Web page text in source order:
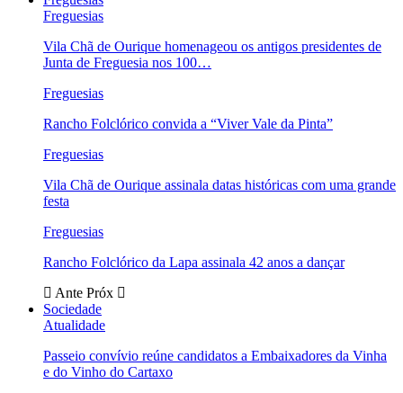
Freguesias
Vila Chã de Ourique homenageou os antigos presidentes de
Junta de Freguesia nos 100…
Freguesias
Rancho Folclórico convida a “Viver Vale da Pinta”
Freguesias
Vila Chã de Ourique assinala datas históricas com uma grande
festa
Freguesias
Rancho Folclórico da Lapa assinala 42 anos a dançar
Ante Próx
Sociedade
Atualidade
Passeio convívio reúne candidatos a Embaixadores da Vinha
e do Vinho do Cartaxo